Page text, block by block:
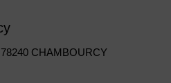
CHAMBOURCY